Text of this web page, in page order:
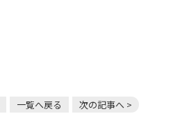
一覧へ戻る 次の記事へ >